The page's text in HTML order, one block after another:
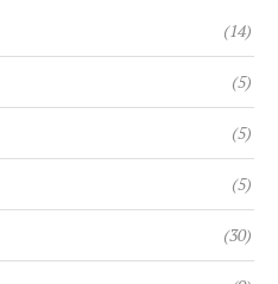
(14)
(5)
(5)
(5)
(30)